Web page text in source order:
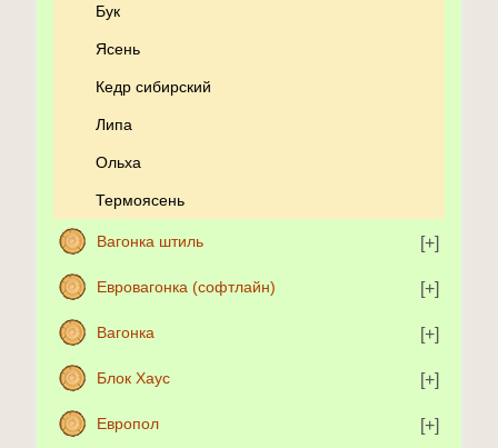
Бук
Ясень
Кедр сибирский
Липа
Ольха
Термоясень
Вагонка штиль
Евровагонка (софтлайн)
Вагонка
Блок Хаус
Европол